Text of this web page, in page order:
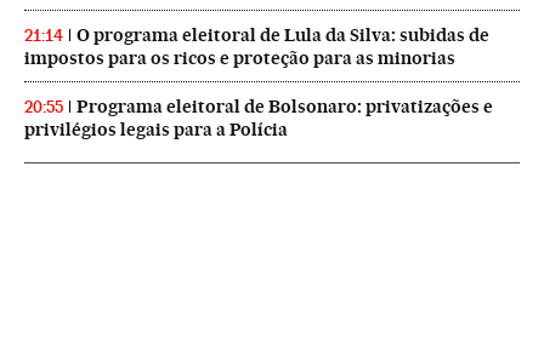
21:14
O programa eleitoral de Lula da Silva: subidas de
impostos para os ricos e proteção para as minorias
20:55
Programa eleitoral de Bolsonaro: privatizações e
privilégios legais para a Polícia